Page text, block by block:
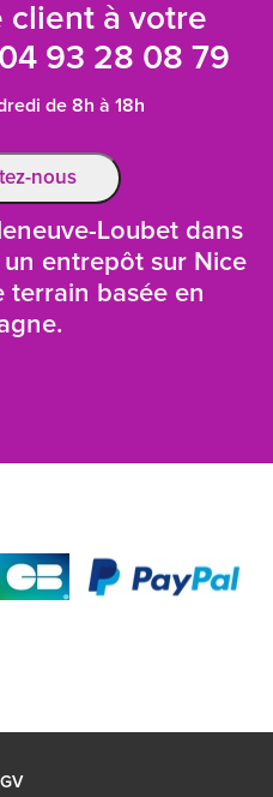
client à votre
04 93 28 08 79
de 8h à 18h
nous
Loubet dans
un entrepôt sur Nice
terrain basée en